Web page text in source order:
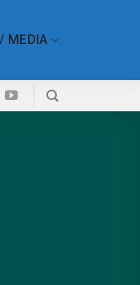
MEDIA